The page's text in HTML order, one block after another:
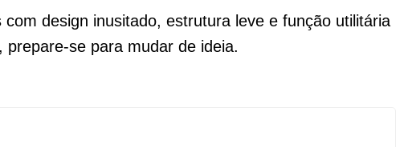
design inusitado, estrutura leve e função utilitária
se para mudar de ideia.